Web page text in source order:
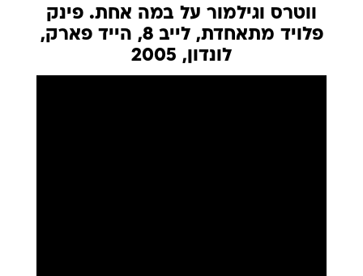
ווטרס וגילמור על במה אחת. פינק
פלויד מתאחדת, לייב 8, הייד פארק,
לונדון, 2005